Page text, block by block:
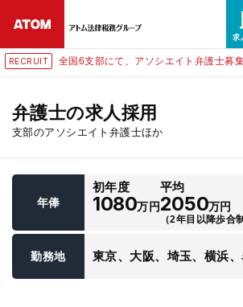
RECRUIT 全国6支部にて、アソシエイト弁護士募
弁護士の求人採用
支部のアソシエイト弁護士ほか
年俸
初年度
1080万円
平均
2050万円
（2年目以降歩合
勤務地 東京、大阪、埼玉、横浜
24時間365日全国対応
無料相談窓口はこちら